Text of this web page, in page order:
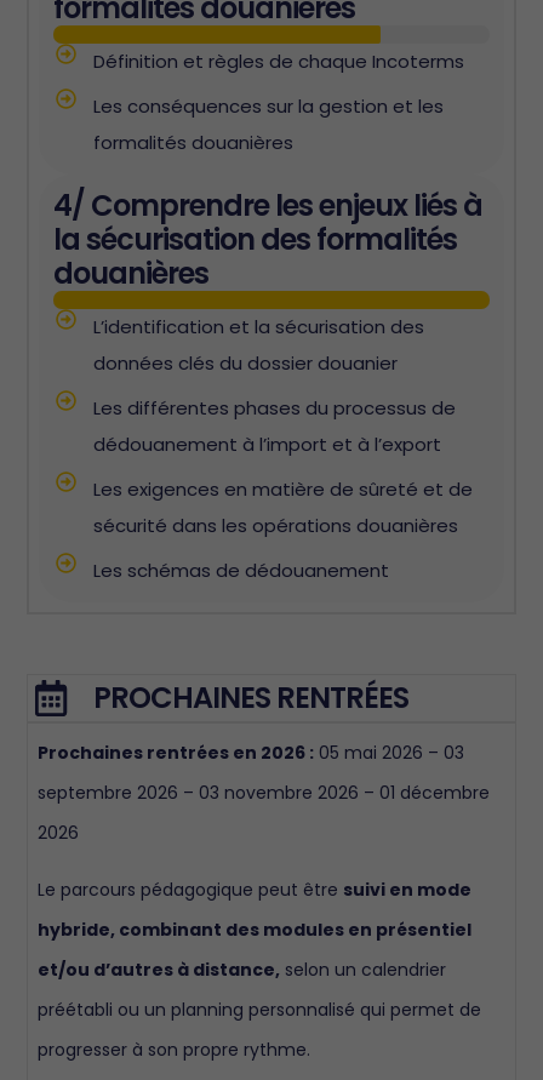
Définition et règles de chaque Incoterms
Les conséquences sur la gestion et les
formalités douanières
4/ Comprendre les enjeux liés à
la sécurisation des formalités
douanières
L’identification et la sécurisation des
données clés du dossier douanier
Les différentes phases du processus de
dédouanement à l’import et à l’export
Les exigences en matière de sûreté et de
sécurité dans les opérations douanières
Les schémas de dédouanement
PROCHAINES RENTRÉES
Prochaines rentrées en 2026 : 05 mai 2026 – 03
septembre 2026 – 03 novembre 2026 – 01 décembre
2026
Le parcours pédagogique peut être suivi en mode
hybride, combinant des modules en présentiel
et/ou d’autres à distance, selon un calendrier
préétabli ou un planning personnalisé qui permet de
progresser à son propre rythme.